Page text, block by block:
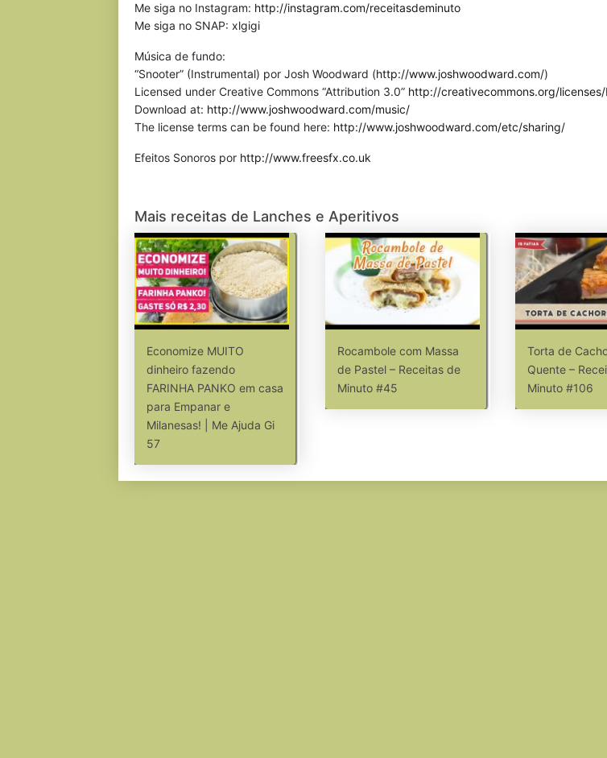
Me siga no Instagram: http://instagram.com/receitasdeminuto
Me siga no SNAP: xlgigi
Música de fundo:
“Snooter” (Instrumental) por Josh Woodward (http://www.joshwoodward.com/)
Licensed under Creative Commons “Attribution 3.0” http://creativecommons.org/
Download at: http://www.joshwoodward.com/music/
The license terms can be found here: http://www.joshwoodward.com/etc/sharing/
Efeitos Sonoros por http://www.freesfx.co.uk
Mais receitas de Lanches e Aperitivos
Economize MUITO
dinheiro fazendo
FARINHA PANKO em casa
para Empanar e
Milanesas! | Me Ajuda Gi
57
Rocambole com Massa
de Pastel – Receitas de
Minuto #45
Torta de
Quente –
Minuto #106